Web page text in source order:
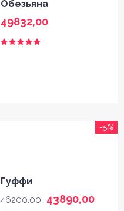
Обезьяна
49832,00
-5%
Гуффи
46200,00 43890,00